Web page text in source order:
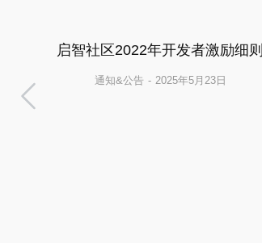
启智社区2022年开发者激励细则
通知&公告 2025年5月23日